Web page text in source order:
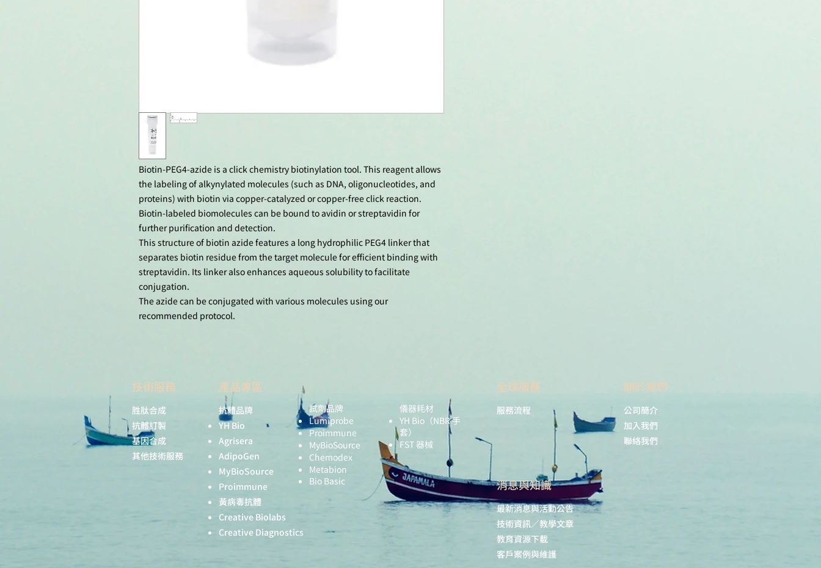
Biotin-PEG4-azide is a click chemistry biotinylation tool. This reagent allows
the labeling of alkynylated molecules (such as DNA, oligonucleotides, and
proteins) with biotin via copper-catalyzed or copper-free click reaction.
Biotin-labeled biomolecules can be bound to avidin or streptavidin for
further purification and detection.
This structure of biotin azide features a long hydrophilic PEG4 linker that
separates biotin residue from the target molecule for efficient binding with
streptavidin. Its linker also enhances aqueous solubility to facilitate
conjugation.
The azide can be conjugated with various molecules using our
recommended protocol.
技術服務
胜肽合成
抗體訂製
基因合成
其他技術服務
產品專區
抗體品牌
YH Bio
Agrisera
AdipoGen
MyBioSource
Proimmune
黃病毒抗體
Creative Biolabs
Creative Diagnostics
試劑品牌
Lumiprobe
Proimmune
MyBioSource
Chemodex
Metabion
Bio Basic
儀器耗材
YH Bio （NBR 手
套）
FST 器械
全球服務
服務流程
​消息與知識
最新消息與活動公告
技術資訊／教學文章
教育資源下載
客戶案例與維護
​關於我們
公司簡介
加入我們
聯絡我們